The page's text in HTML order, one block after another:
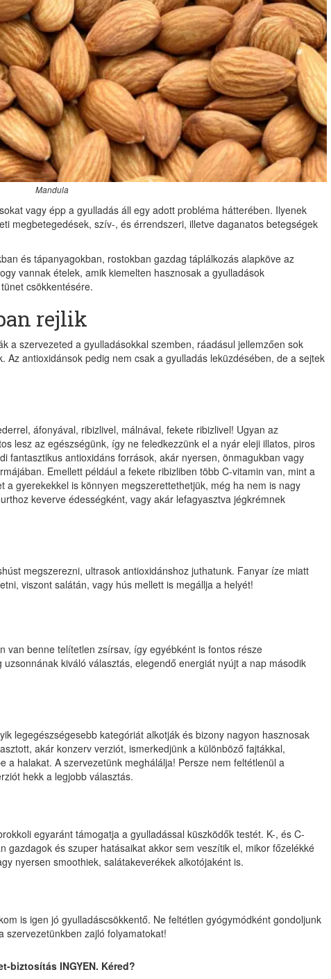
Mandula
vagy épp a gyulladás áll egy adott probléma hátterében. Ilyenek
megbetegedések, szív-, és érrendszeri, illetve daganatos betegségek
és tápanyagokban, rostokban gazdag táplálkozás alapköve az
vannak ételek, amik kiemelten hasznosak a gyulladások
csökkentésére.
rejlik
a szervezeted a gyulladásokkal szemben, ráadásul jellemzően sok
Az antioxidánsok pedig nem csak a gyulladás leküzdésében, de a sejtek
áfonyával, ribizlivel, málnával, fekete ribizlivel! Ugyan az
lesz az egészségünk, így ne feledkezzünk el a nyár eleji illatos, piros
fantasztikus antioxidáns források, akár nyersen, önmagukban vagy
Emellett például a fekete ribizliben több C-vitamin van, mint a
a gyerekekkel is könnyen megszerettethetjük, még ha nem is nagy
keverve édességként, vagy akár lefagyasztva jégkrémnek
megszerezni, ultrasok antioxidánshoz juthatunk. Fanyar íze miatt
viszont salátán, vagy hús mellett is megállja a helyét!
van benne telítetlen zsírsav, így egyébként is fontos része
kiváló választás, elegendő energiát nyújt a nap második
legegészségesebb kategóriát alkotják és bizony nagyon hasznosak
akár konzerv verziót, ismerkedjünk a különböző fajtákkal,
a halakat. A szervezetünk meghálálja! Persze nem feltétlenül a
hekk a legjobb választás.
egyaránt támogatja a gyulladással küszködők testét. K-, és C-
gazdagok és szuper hatásaikat akkor sem veszítik el, mikor főzelékké
nyersen smoothiek, salátakeverékek alkotójaként is.
is igen jó gyulladáscsökkentő. Ne feltétlen gyógymódként gondoljunk
szervezetünkben zajló folyamatokat!
biztosítás INGYEN. Kéred?
Iratkozz fel
cikk
értesítőnkre
egyenlegedet!